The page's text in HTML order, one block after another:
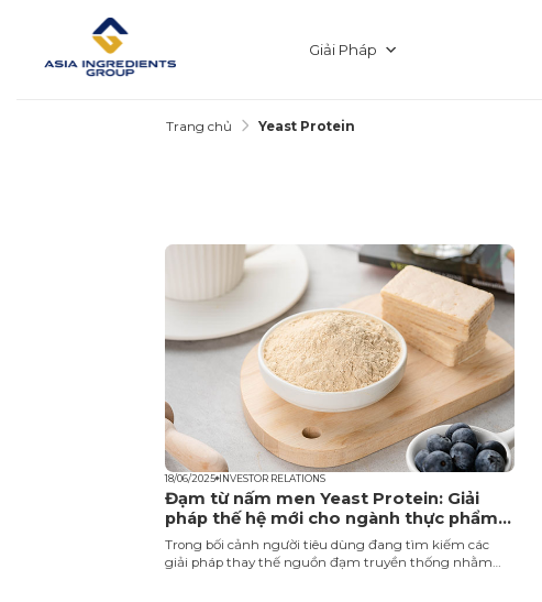
Giải Pháp
Trang chủ Yeast Protein
18/06/2025 INVESTOR RELATIONS
Đạm từ nấm men Yeast Protein: Giải
pháp thế hệ mới cho ngành thực phẩm
bền vững
Trong bối cảnh người tiêu dùng đang tìm kiếm các
giải pháp thay thế nguồn đạm truyền thống nhằm